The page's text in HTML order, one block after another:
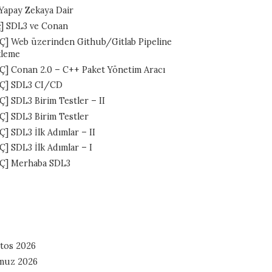
Zekaya Dair
SDL3 ve Conan
Web üzerinden Github/Gitlab Pipeline
Conan 2.0 – C++ Paket Yönetim Aracı
SDL3 CI/CD
SDL3 Birim Testler – II
SDL3 Birim Testler
SDL3 İlk Adımlar – II
SDL3 İlk Adımlar – I
Merhaba SDL3
2026
2026